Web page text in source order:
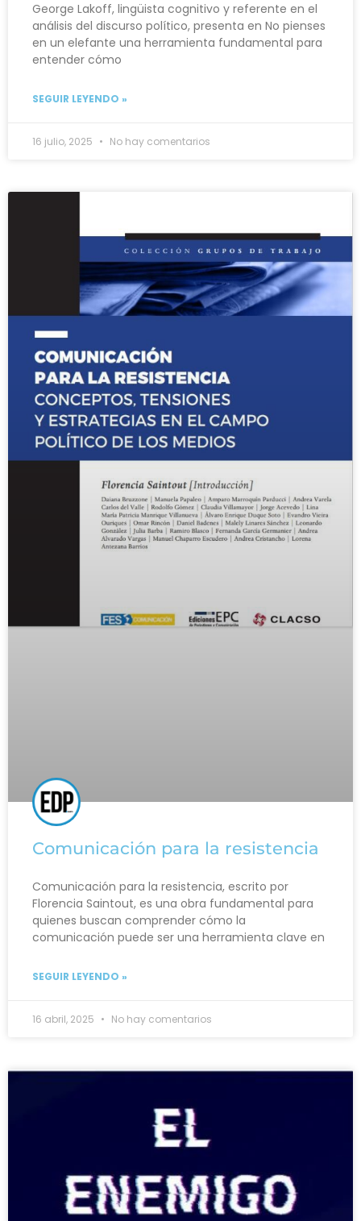
George Lakoff, lingüista cognitivo y referente en el
análisis del discurso político, presenta en No pienses
en un elefante una herramienta fundamental para
entender cómo
SEGUIR LEYENDO »
16 julio, 2025 No hay comentarios
Comunicación para la resistencia
Comunicación para la resistencia, escrito por
Florencia Saintout, es una obra fundamental para
quienes buscan comprender cómo la
comunicación puede ser una herramienta clave en
SEGUIR LEYENDO »
16 abril, 2025 No hay comentarios